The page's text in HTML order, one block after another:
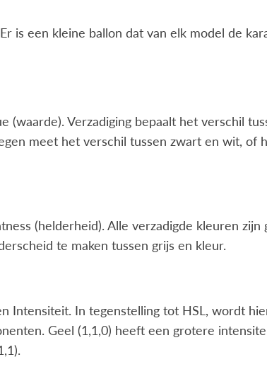
is een kleine ballon dat van elk model de
(waarde). Verzadiging bepaalt het verschil
meet het verschil tussen zwart en wit, of
(helderheid). Alle verzadigde kleuren zijn
te maken tussen grijs en kleur.
Intensiteit. In tegenstelling tot HSL, wordt
Geel (1,1,0) heeft een grotere